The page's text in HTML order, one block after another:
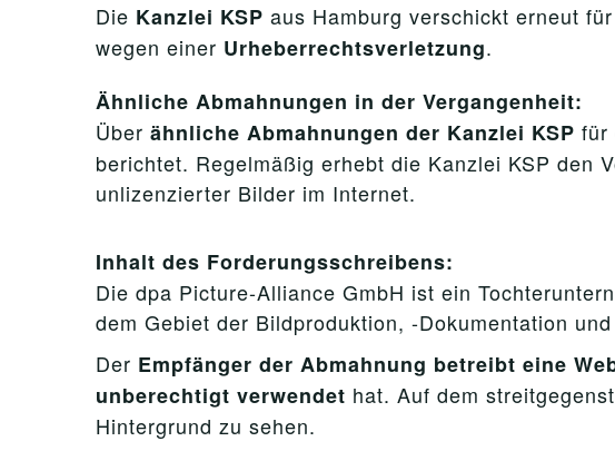
Die Kanzlei KSP aus Hamburg verschickt erneut
wegen einer Urheberrechtsverletzung.
Ähnliche Abmahnungen in der Vergangenheit:
Über ähnliche Abmahnungen der Kanzlei KSP für
berichtet. Regelmäßig erhebt die Kanzlei KSP den
unlizenzierter Bilder im Internet.
Inhalt des Forderungsschreibens:
Die dpa Picture-Alliance GmbH ist ein
dem Gebiet der Bildproduktion, -Dokumentation
Der Empfänger der Abmahnung betreibt eine
unberechtigt verwendet hat. Auf dem
Hintergrund zu sehen.